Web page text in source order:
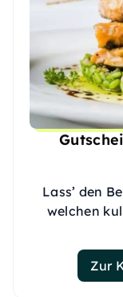
Lass’ den
welchen
Zur